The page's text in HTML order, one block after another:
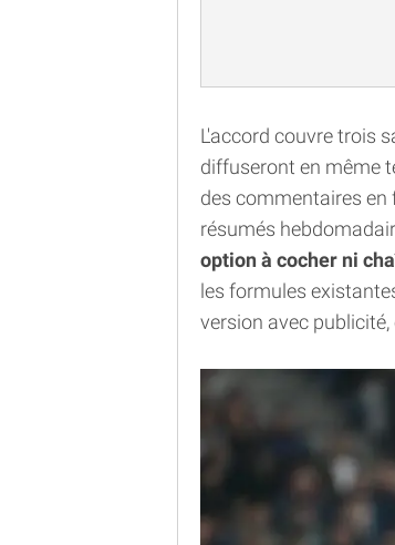
L'accord couvre trois
diffuseront en même
des commentaires en
résumés
option à cocher ni
les formules
version avec